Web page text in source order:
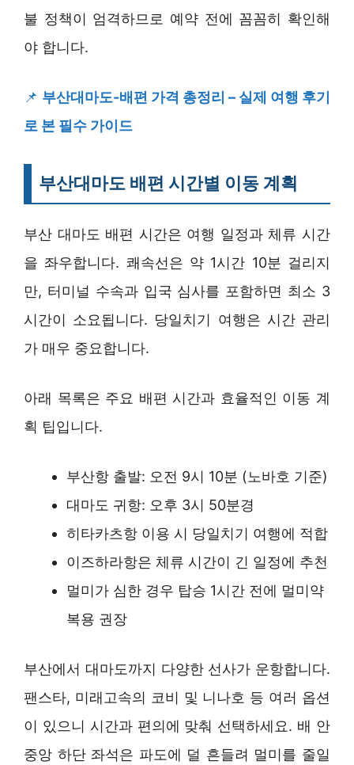
불 정책이 엄격하므로 예약 전에 꼼꼼히 확인해
야 합니다.
📌 부산대마도-배편 가격 총정리 – 실제 여행 후기
로 본 필수 가이드
부산대마도 배편 시간별 이동 계획
부산 대마도 배편 시간은 여행 일정과 체류 시간
을 좌우합니다. 쾌속선은 약 1시간 10분 걸리지
만, 터미널 수속과 입국 심사를 포함하면 최소 3
시간이 소요됩니다. 당일치기 여행은 시간 관리
가 매우 중요합니다.
아래 목록은 주요 배편 시간과 효율적인 이동 계
획 팁입니다.
부산항 출발: 오전 9시 10분 (노바호 기준)
대마도 귀항: 오후 3시 50분경
히타카츠항 이용 시 당일치기 여행에 적합
이즈하라항은 체류 시간이 긴 일정에 추천
멀미가 심한 경우 탑승 1시간 전에 멀미약
복용 권장
부산에서 대마도까지 다양한 선사가 운항합니다.
팬스타, 미래고속의 코비 및 니나호 등 여러 옵션
이 있으니 시간과 편의에 맞춰 선택하세요. 배 안
중앙 하단 좌석은 파도에 덜 흔들려 멀미를 줄일